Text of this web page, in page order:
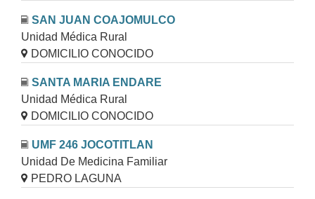
SAN JUAN COAJOMULCO
Unidad Médica Rural
DOMICILIO CONOCIDO
SANTA MARIA ENDARE
Unidad Médica Rural
DOMICILIO CONOCIDO
UMF 246 JOCOTITLAN
Unidad De Medicina Familiar
PEDRO LAGUNA